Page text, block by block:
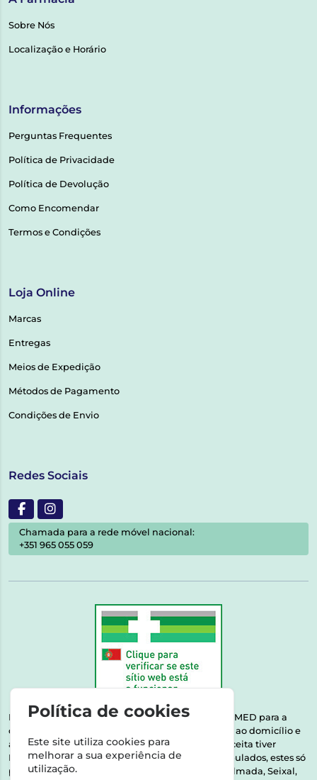
Sobre Nós
Localização e Horário
Informações
Perguntas Frequentes
Política de Privacidade
Política de Devolução
Como Encomendar
Termos e Condições
Loja Online
Marcas
Entregas
Meios de Expedição
Métodos de Pagamento
Condições de Envio
Redes Sociais
Chamada para a rede móvel nacional:
+351 965 055 059
Esta farmácia encontra-se autorizada pelo INFARMED para a
dispensa de medicamentos e produtos de saúde ao domicílio e
através da internet. Medicamentos | Se na sua receita tiver
MSRM, MNSRM, MSRMV ou Medicamentos Manipulados, estes só
podem ser entregues nos seguintes concelhos: Almada, Seixal,
Política de cookies
Este site utiliza cookies para
melhorar a sua experiência de
utilização.